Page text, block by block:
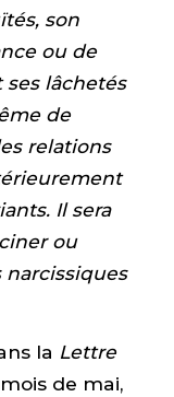
son
ou de
ses lâchetés
de
relations
Il sera
ou
la Lettre
de mai,